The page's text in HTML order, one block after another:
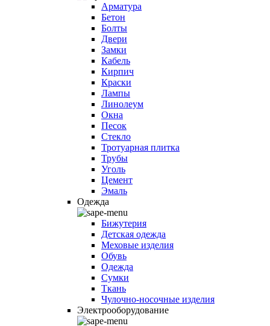
Арматура
Бетон
Болты
Двери
Замки
Кабель
Кирпич
Краски
Лампы
Линолеум
Окна
Песок
Стекло
Тротуарная плитка
Трубы
Уголь
Цемент
Эмаль
Одежда
Бижутерия
Детская одежда
Меховые изделия
Обувь
Одежда
Сумки
Ткань
Чулочно-носочные изделия
Электрооборудование